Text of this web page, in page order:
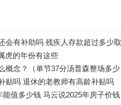
会有补助吗 残疾人存款超过多少取
虎的年份有这些
概念？（单节37分汤普森整场多少
贴吗 退休的老教师有高龄补贴吗
能值多少钱 马云说2025年房子价钱